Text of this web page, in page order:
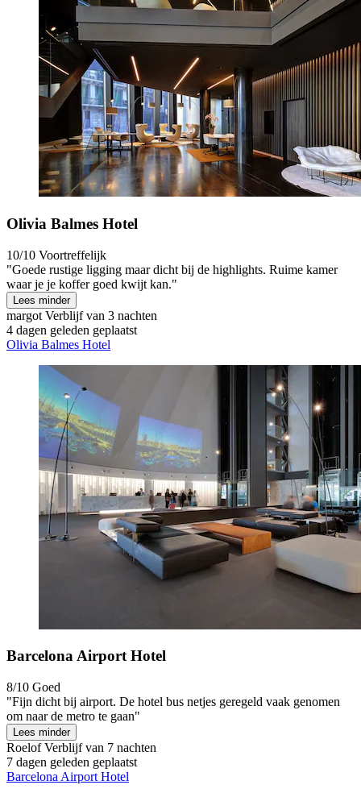
Olivia Balmes Hotel
10/10 Voortreffelijk
"Goede rustige ligging maar dicht bij de highlights. Ruime kamer
waar je je koffer goed kwijt kan."
Lees minder
margot Verblijf van 3 nachten
4 dagen geleden geplaatst
Olivia Balmes Hotel
Barcelona Airport Hotel
8/10 Goed
"Fijn dicht bij airport. De hotel bus netjes geregeld vaak genomen
om naar de metro te gaan"
Lees minder
RoelofVerblijf van 7 nachten
7 dagen geleden geplaatst
Barcelona Airport Hotel